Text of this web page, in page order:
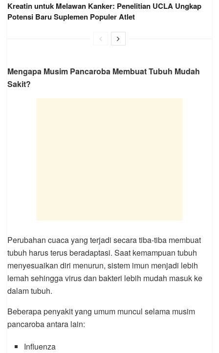
Kreatin untuk Melawan Kanker: Penelitian UCLA Ungkap
Potensi Baru Suplemen Populer Atlet
Mengapa Musim Pancaroba Membuat Tubuh Mudah
Sakit?
Perubahan cuaca yang terjadi secara tiba-tiba membuat
tubuh harus terus beradaptasi. Saat kemampuan tubuh
menyesuaikan diri menurun, sistem imun menjadi lebih
lemah sehingga virus dan bakteri lebih mudah masuk ke
dalam tubuh.
Beberapa penyakit yang umum muncul selama musim
pancaroba antara lain:
Influenza